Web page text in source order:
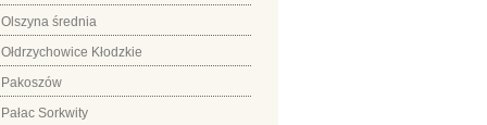
Olszyna średnia
Ołdrzychowice Kłodzkie
Pakoszów
Pałac Sorkwity